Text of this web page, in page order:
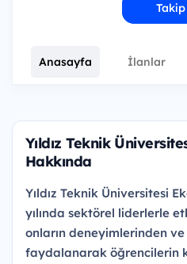
Anasayfa İlanlar
Yıldız Teknik
Hakkında
Yıldız Teknik Üniversitesi
yılında sektörel liderlerle
onların deneyimlerinden
faydalanarak öğrencilerin